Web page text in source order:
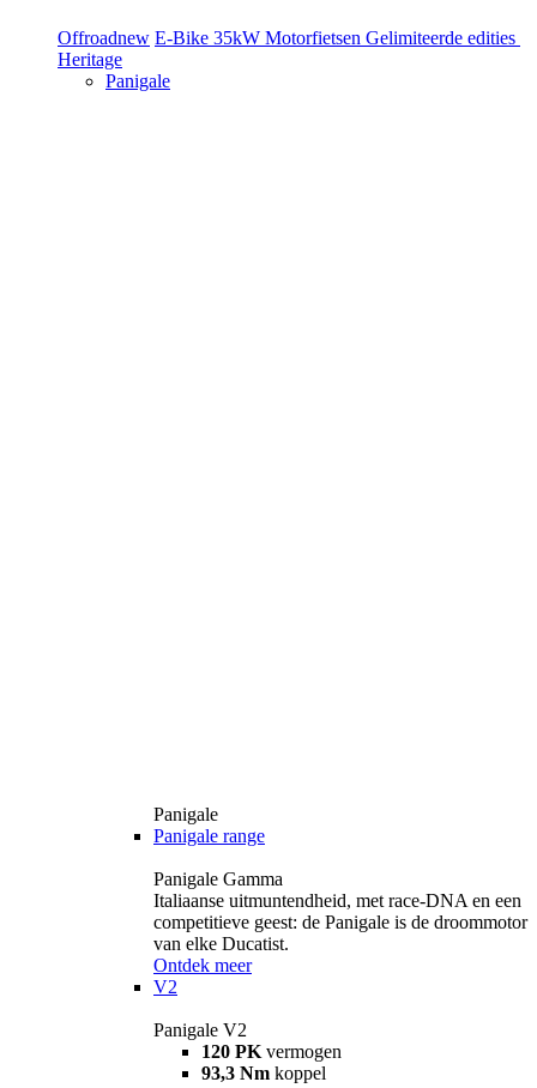
Offroadnew E-Bike 35kW Motorfietsen Gelimiteerde edities
Heritage
Panigale
Panigale
Panigale range
Panigale Gamma
Italiaanse uitmuntendheid, met race-DNA en een
competitieve geest: de Panigale is de droommotor
van elke Ducatist.
Ontdek meer
V2
Panigale V2
120 PK vermogen
93,3 Nm koppel